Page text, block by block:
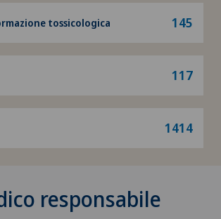
tossicologica 145
117
1414
responsabile